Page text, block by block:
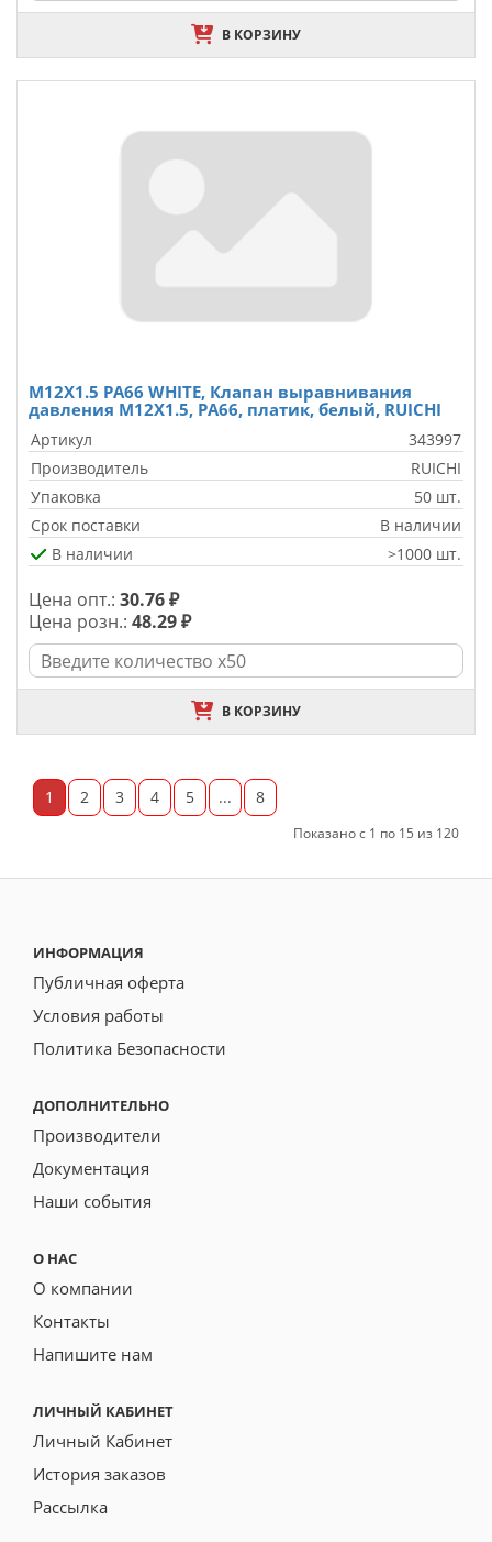
В КОРЗИНУ
M12X1.5 PA66 WHITE, Клапан выравнивания
давления M12X1.5, PA66, платик, белый, RUICHI
Артикул
343997
Производитель
RUICHI
Упаковка
50 шт.
Срок поставки
В наличии
В наличии
>1000 шт.
Цена опт.: 30.76 ₽
Цена розн.: 48.29 ₽
В КОРЗИНУ
1 2 3 4 5 ... 8
Показано с 1 по 15 из 120
ИНФОРМАЦИЯ
Публичная оферта
Условия работы
Политика Безопасности
ДОПОЛНИТЕЛЬНО
Производители
Документация
Наши события
О НАС
О компании
Контакты
Напишите нам
ЛИЧНЫЙ КАБИНЕТ
Личный Кабинет
История заказов
Рассылка